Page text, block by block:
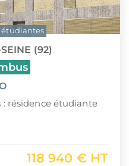
(92)
: résidence étudiante
118 940 € HT
étudiantes